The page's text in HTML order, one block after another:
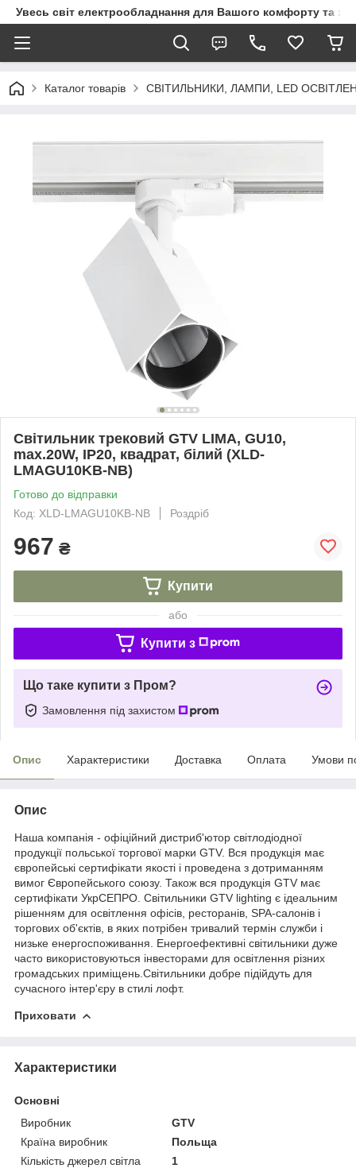
Увесь світ електрообладнання для Вашого комфорту та
Каталог товарів СВІТИЛЬНИКИ, ЛАМПИ, LED
Світильник трековий GTV LIMA, GU10,
max.20W, IP20, квадрат, білий (XLD-
LMAGU10KB-NB)
Готово до відправки
Код: XLD-LMAGU10KB-NB
Роздріб
967 ₴
Купити
або
Купити з
Що таке купити з Пром?
Замовлення під захистом
Опис Характеристики Доставка Оплата Умови
Опис
Наша компанія - офіційний дистриб'ютор світлодіодної
продукції польської торгової марки GTV. Вся продукція має
європейські сертифікати якості і проведена з дотриманням
вимог Європейського союзу. Також вся продукція GTV має
сертифікати УкрСЕПРО. Світильники GTV lighting є ідеальним
рішенням для освітлення офісів, ресторанів, SPA-салонів і
торгових об'єктів, в яких потрібен тривалий термін служби і
низьке енергоспоживання. Енергоефективні світильники дуже
часто використовуються інвесторами для освітлення різних
громадських приміщень.Світильники добре підійдуть для
сучасного інтер'єру в стилі лофт.
Приховати
Характеристики
Основні
Виробник
GTV
Країна виробник
Польща
Кількість джерел світла
1